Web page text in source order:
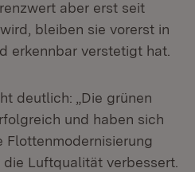
aber erst seit
bleiben sie vorerst in
erkennbar verstetigt hat.
deutlich: „Die grünen
und haben sich
Flottenmodernisierung
Luftqualität verbessert.